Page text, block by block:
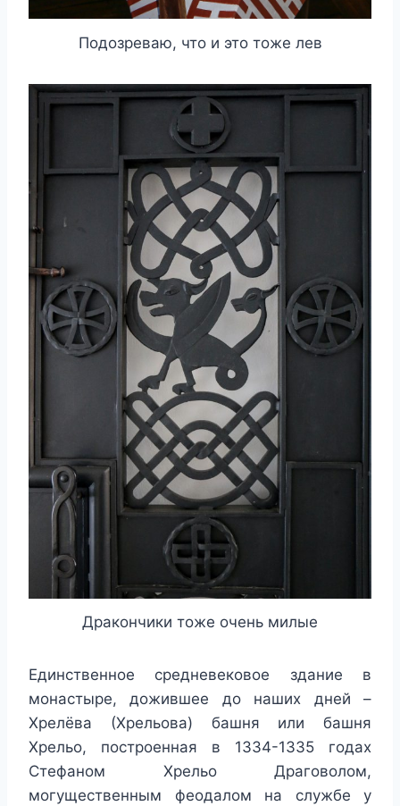
Подозреваю, что и это тоже лев
Дракончики тоже очень милые
Единственное средневековое здание в
монастыре, дожившее до наших дней –
Хрелёва (Хрельова) башня или башня
Хрельо, построенная в 1334-1335 годах
Стефаном Хрельо Драговолом,
могущественным феодалом на службе у